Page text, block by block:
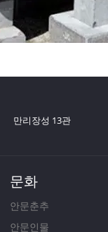
만리장성 13관
문화
안문춘추
안문인물